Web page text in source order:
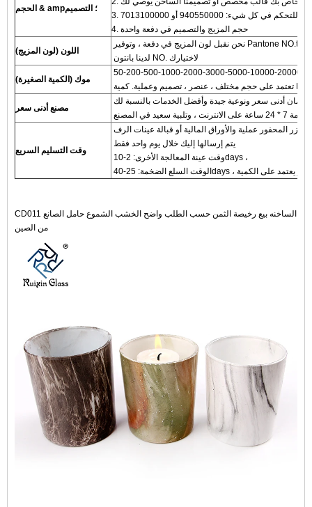
الحجم & amp؛ التصميم
4. حجم المزيج والتصميم في دفعة واحدة
اللون (لون المزيج)
لدينا بانتون NO. لاختيارك
موك (الكمية الصغيرة)
50-200-500-1000-2000-3000-5000-10000-20000
مصنع أدنى سعر
وقت التسليم السريع
المحفور عملية والأوراق المالية أو قبالة عينات الرف
يتم إرسالها إليك خلال يوم واحد فقط
وقت عينة المعالجة الأخرى: 2-10days ،
CD011 الساخنه بيع رخيصة الثمن حسب الطلب واضح الخشب الشموع حامل الصانع
من الصين